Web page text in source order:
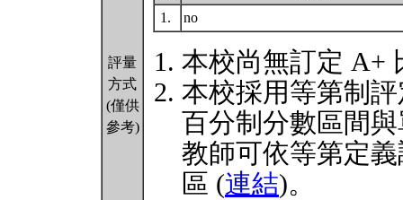
評量
方式
(僅供
參考)
1.
no
本校尚無訂定 A+
本校採用等第制
百分制分數區間
教師可依等第定
區 (連結)。